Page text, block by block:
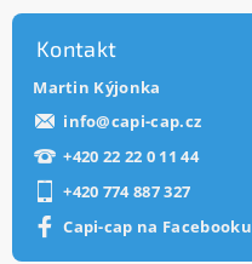
Kontakt
Martin Kýjonka
info@capi-cap.cz
+420 22 22 0 11 44
+420 774 887 327
Capi-cap na Facebooku